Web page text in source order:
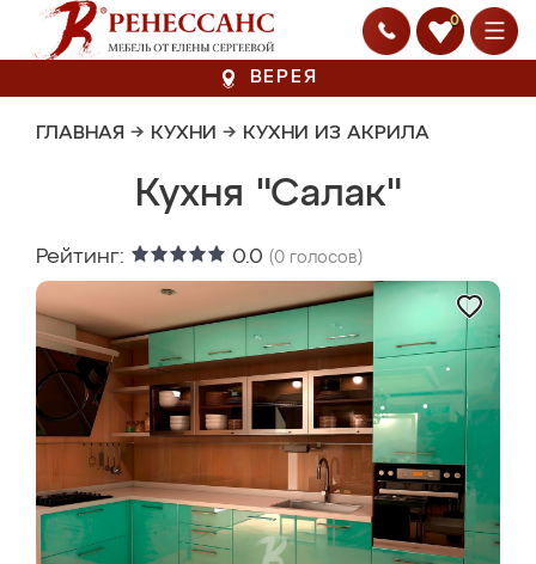
0
ВЕРЕЯ
ГЛАВНАЯ → КУХНИ → КУХНИ ИЗ АКРИЛА
Кухня "Салак"
Рейтинг: 0.0 (0 голосов)